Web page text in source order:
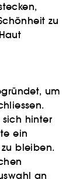
zu
um
hinter
ein
bleiben.
an